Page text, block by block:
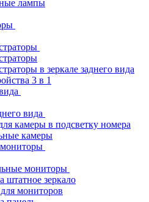
лампы
в зеркале заднего вида
3 в 1
вида
камеры в подсветку номера
камеры
мониторы
штатное зеркало
мониторов